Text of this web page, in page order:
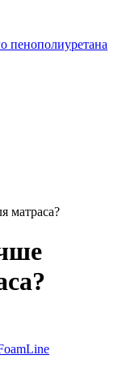
пенополиуретана
матраса?